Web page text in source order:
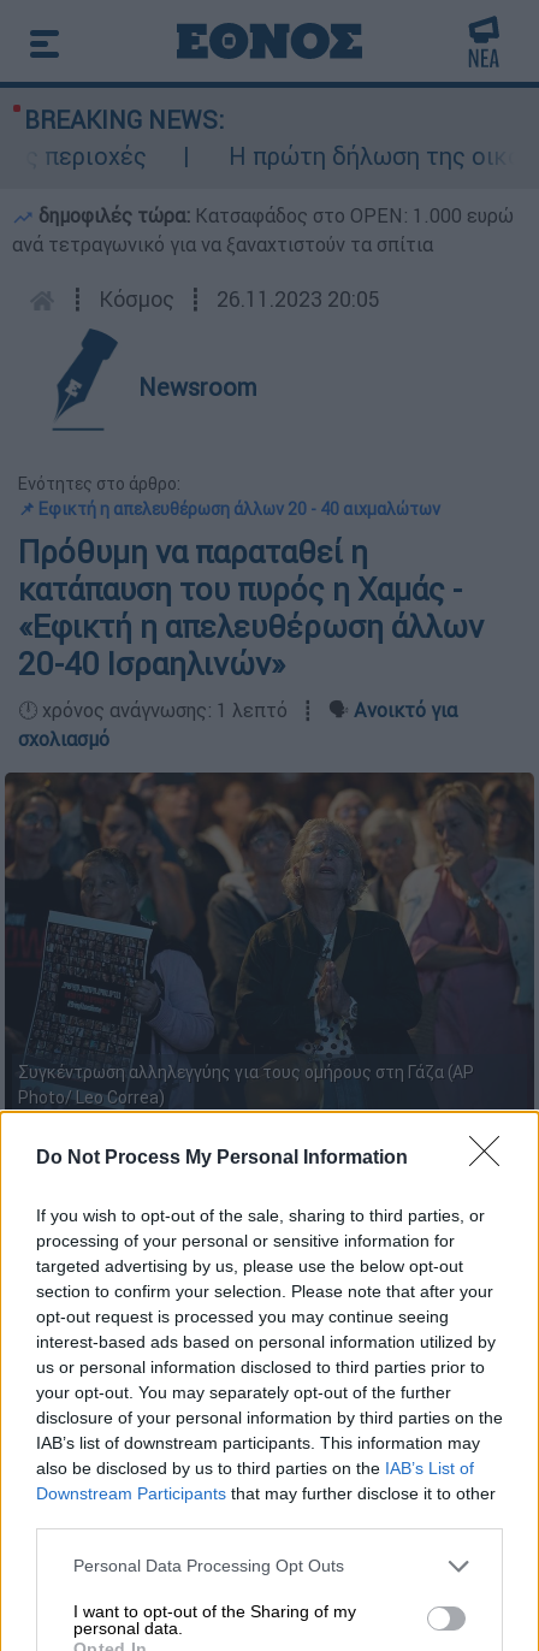
Do Not Process My Personal Information
If you wish to opt-out of the sale, sharing to third parties, or
processing of your personal or sensitive information for
targeted advertising by us, please use the below opt-out
section to confirm your selection. Please note that after your
opt-out request is processed you may continue seeing
interest-based ads based on personal information utilized by
us or personal information disclosed to third parties prior to
your opt-out. You may separately opt-out of the further
disclosure of your personal information by third parties on the
IAB’s list of downstream participants. This information may
also be disclosed by us to third parties on the IAB’s List of
Downstream Participants that may further disclose it to other
Please note that this website/app uses one or more Google
not limited to your visit or usage behaviour. You may click to
grant or deny consent to Google and its third-party tags to
Personal Data Processing Opt Outs
I want to opt-out of the Sharing of my
personal data.
BREAKING NEWS:
Η πρώτη δήλωση της
δημοφιλές τώρα: Κατσαφάδος στο OPEN: 1.000 ευρώ
ανά τετραγωνικό για να ξαναχτιστούν τα σπίτια
┋ Κόσμος ┋ 26.11.2023 20:05
Newsroom
Ενότητες στο άρθρο:
📌 Εφικτή η απελευθέρωση άλλων 20 - 40 αιχμαλώτων
Πρόθυμη να παραταθεί η
κατάπαυση του πυρός η Χαμάς -
«Εφικτή η απελευθέρωση άλλων
20-40 Ισραηλινών»
🕛 χρόνος ανάγνωσης: 1 λεπτό ┋ 🗣️ Ανοικτό για
σχολιασμό
Συγκέντρωση αλληλεγγύης για τους ομήρους στη Γάζα (AP
Photo/ Leo Correa)
Πηγή προσκείμενη στηΧαμάς είπε στο
Γαλλικό Πρακτορείο ότι ηπαλαιστινιακή
οργάνωση«ενημέρωσε τους μεσολαβητές»,
δηλαδή τοΚατάρκαι τηνΑίγυπτο, ότι οι
ένοπλες ομάδες που κρατούνΙσραηλινούς
ομήρους στη Λωρίδα της Γάζας«συμφωνούν
να παραταθεί η κατάπαυση του πυρός για δύο
έως τέσσερις ημέρες».
ΔΙΑΒΑΣΤΕ ΕΠΙΣΗΣ
Αυτοί είναι οι όμηροι της Χαμάς που